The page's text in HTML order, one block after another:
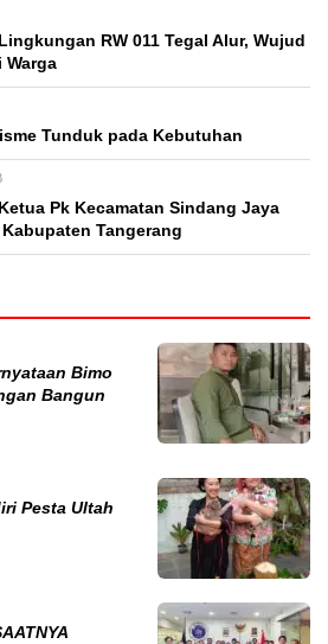
RW 011 Tegal Alur, Wujud
Warga
Tunduk pada Kebutuhan
Pk Kecamatan Sindang Jaya
Tangerang
Bimo
Bangun
Pesta Ultah